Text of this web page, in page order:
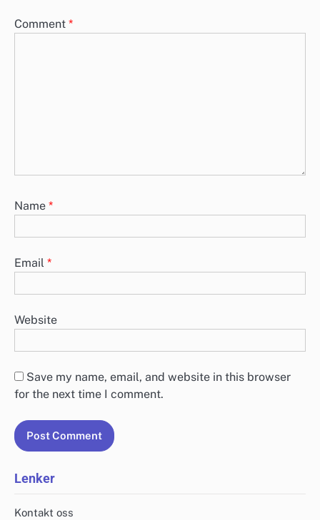
Comment *
Name *
Email *
Website
Save my name, email, and website in this browser
for the next time I comment.
Lenker
Kontakt oss